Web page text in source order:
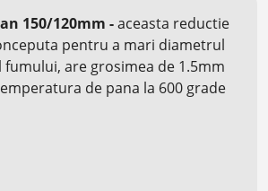
150/120mm -aceasta reductie
pentru a mari diametrul
fumului, are grosimea de 1.5mm
de pana la 600 grade